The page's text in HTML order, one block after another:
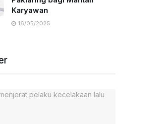
Karyawan
16/05/2025